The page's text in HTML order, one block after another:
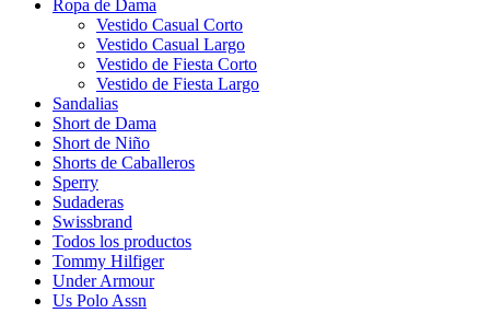
Ropa de Dama
Vestido Casual Corto
Vestido Casual Largo
Vestido de Fiesta Corto
Vestido de Fiesta Largo
Sandalias
Short de Dama
Short de Niño
Shorts de Caballeros
Sperry
Sudaderas
Swissbrand
Todos los productos
Tommy Hilfiger
Under Armour
Us Polo Assn